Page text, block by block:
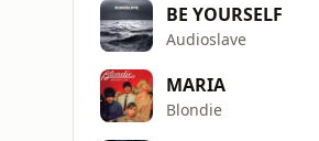
BE YOURSELF
Audioslave
MARIA
Blondie